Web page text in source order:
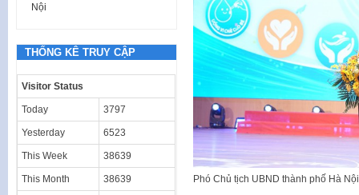
Phó Chủ tịch UBND thành phố Hà
Nội
THỐNG KÊ TRUY CẬP
Visitor Status
Today 3797
Yesterday 6523
This Week 38639
This Month 38639